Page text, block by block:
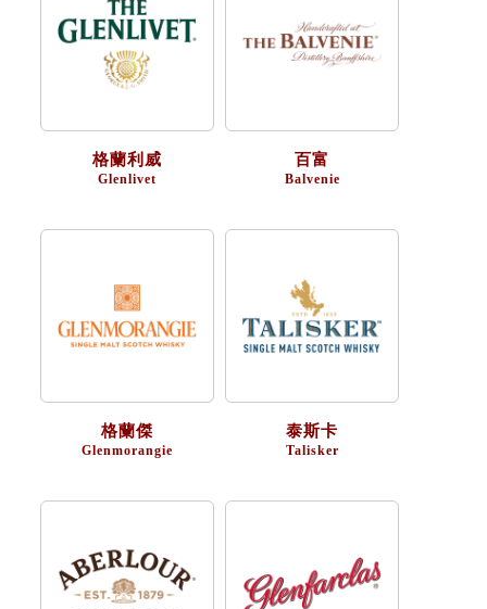
格蘭利威
Glenlivet
百富
Balvenie
格蘭傑
Glenmorangie
泰斯卡
Talisker